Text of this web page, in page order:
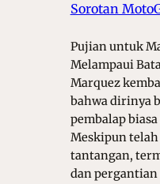
Sorotan
Pujian untuk
Melampaui
Marquez
bahwa dirinya
pembalap
Meskipun
tantangan,
dan pergantian